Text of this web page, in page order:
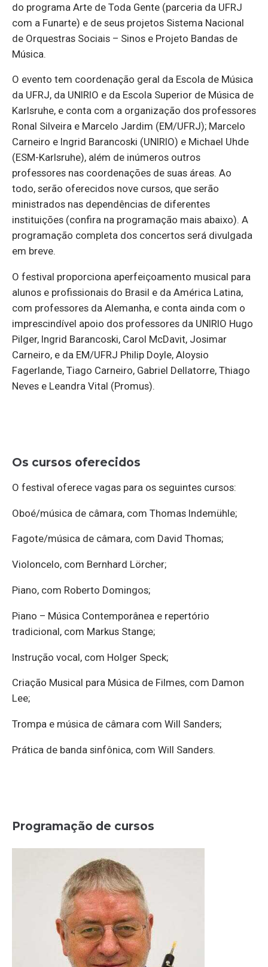
do programa Arte de Toda Gente (parceria da UFRJ
com a Funarte) e de seus projetos Sistema Nacional
de Orquestras Sociais – Sinos e Projeto Bandas de
Música.
O evento tem coordenação geral da Escola de Música
da UFRJ, da UNIRIO e da Escola Superior de Música de
Karlsruhe, e conta com a organização dos professores
Ronal Silveira e Marcelo Jardim (EM/UFRJ); Marcelo
Carneiro e Ingrid Barancoski (UNIRIO) e Michael Uhde
(ESM-Karlsruhe), além de inúmeros outros
professores nas coordenações de suas áreas. Ao
todo, serão oferecidos nove cursos, que serão
ministrados nas dependências de diferentes
instituições (confira na programação mais abaixo). A
programação completa dos concertos será divulgada
em breve.
O festival proporciona aperfeiçoamento musical para
alunos e profissionais do Brasil e da América Latina,
com professores da Alemanha, e conta ainda com o
imprescindível apoio dos professores da UNIRIO Hugo
Pilger, Ingrid Barancoski, Carol McDavit, Josimar
Carneiro, e da EM/UFRJ Philip Doyle, Aloysio
Fagerlande, Tiago Carneiro, Gabriel Dellatorre, Thiago
Neves e Leandra Vital (Promus).
Os cursos oferecidos
O festival oferece vagas para os seguintes cursos:
Oboé/música de câmara, com Thomas Indemühle;
Fagote/música de câmara, com David Thomas;
Violoncelo, com Bernhard Lörcher;
Piano, com Roberto Domingos;
Piano – Música Contemporânea e repertório
tradicional, com Markus Stange;
Instrução vocal, com Holger Speck;
Criação Musical para Música de Filmes, com Damon
Lee;
Trompa e música de câmara com Will Sanders;
Prática de banda sinfônica, com Will Sanders.
Programação de cursos